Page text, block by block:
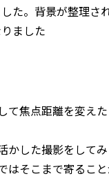
た。背景が整理さ
ました
て焦点距離を変え
した撮影をして
そこまで寄るこ